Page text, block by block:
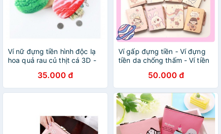
Ví nữ đựng tiền hình độc lạ
hoa quả rau củ thịt cá 3D -
35.000 đ
Ví gấp đựng tiền - Ví đựng
tiền da chống thấm - Ví tiền
50.000 đ